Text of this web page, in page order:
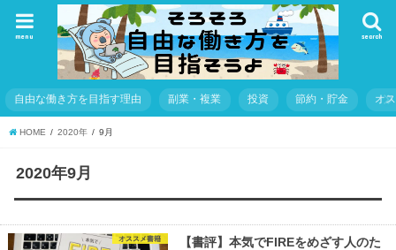
search
menu
自由な働き方を目指す理由 副業・複業 投資 節約・貯金 オ
HOME 2020年 9月
2020年9月
オススメ書籍
【書評】本気でFIREをめざす人のた